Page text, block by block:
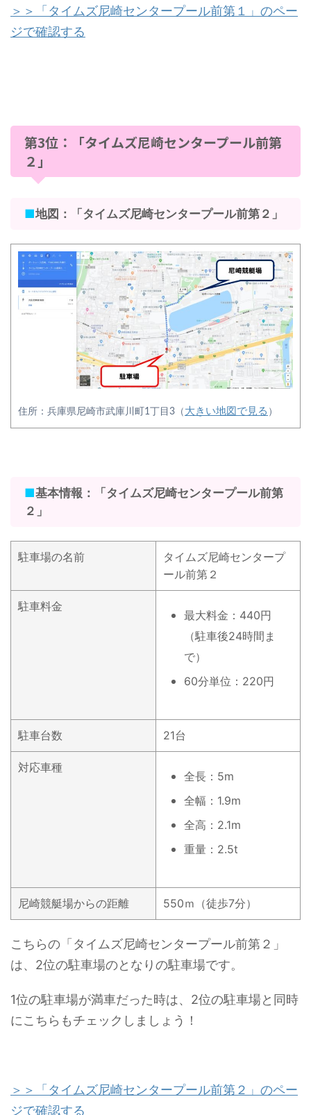
＞＞「タイムズ尼崎センタープール前第１」のペー
ジで確認する
第3位：「タイムズ尼崎センタープール前第
２」
■地図：「タイムズ尼崎センタープール前第２」
住所：兵庫県尼崎市武庫川町1丁目3（ 大きい地図で見る ）
■基本情報：「タイムズ尼崎センタープール前第
２」
駐車場の名前
タイムズ尼崎センタープ
ール前第２
駐車料金
最大料金：440円
（駐車後24時間ま
で）
60分単位：220円
駐車台数 21台
対応車種
全長：5m
全幅：1.9m
全高：2.1m
重量：2.5t
尼崎競艇場からの距離 550ｍ（徒歩7分）
こちらの「タイムズ尼崎センタープール前第２」
は、2位の駐車場のとなりの駐車場です。
1位の駐車場が満車だった時は、2位の駐車場と同時
にこちらもチェックしましょう！
＞＞「タイムズ尼崎センタープール前第２」のペー
ジで確認する